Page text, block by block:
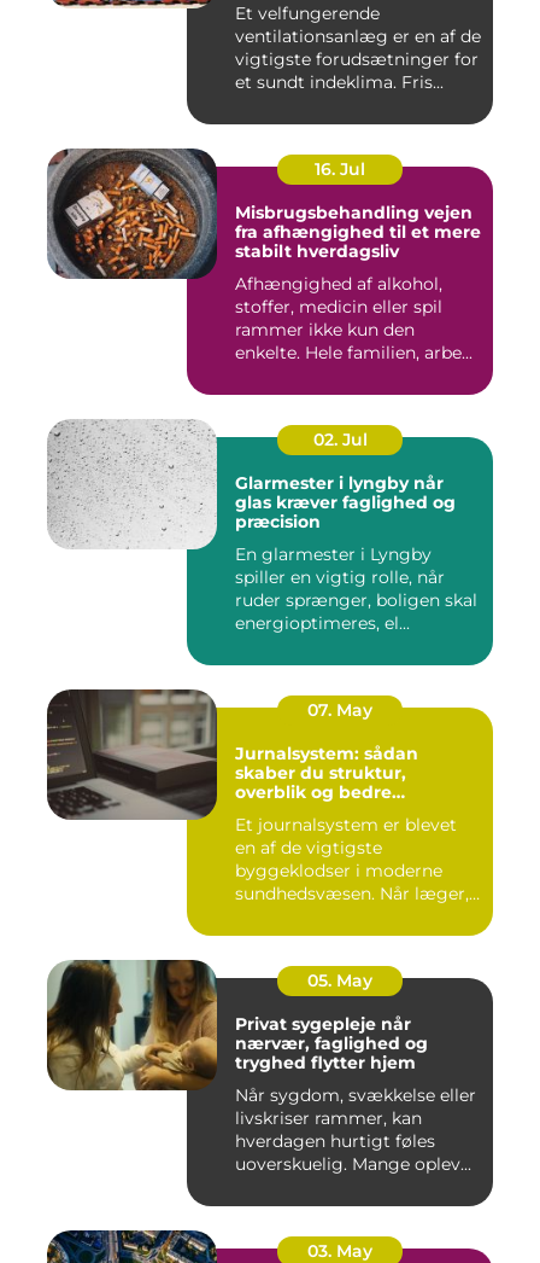
Et velfungerende
ventilationsanlæg er en af de
vigtigste forudsætninger for
et sundt indeklima. Fris...
16. Jul
Misbrugsbehandling vejen
fra afhængighed til et mere
stabilt hverdagsliv
Afhængighed af alkohol,
stoffer, medicin eller spil
rammer ikke kun den
enkelte. Hele familien, arbe...
02. Jul
Glarmester i lyngby når
glas kræver faglighed og
præcision
En glarmester i Lyngby
spiller en vigtig rolle, når
ruder sprænger, boligen skal
energioptimeres, el...
07. May
Jurnalsystem: sådan
skaber du struktur,
overblik og bedre
Et journalsystem er blevet
en af de vigtigste
byggeklodser i moderne
sundhedsvæsen. Når læger,
05. May
Privat sygepleje når
nærvær, faglighed og
tryghed flytter hjem
Når sygdom, svækkelse eller
livskriser rammer, kan
hverdagen hurtigt føles
uoverskuelig. Mange oplev...
03. May